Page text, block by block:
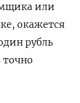
или
окажется
рубль
точно